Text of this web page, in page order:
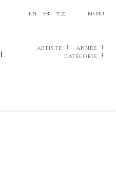
EN FR 中文 MENU
ARTISTE
ANNÉE
CATÉGORIE